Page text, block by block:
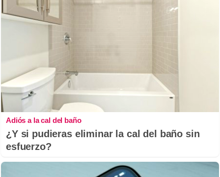
Adiós a la cal del baño
¿Y si pudieras eliminar la cal del baño sin
esfuerzo?